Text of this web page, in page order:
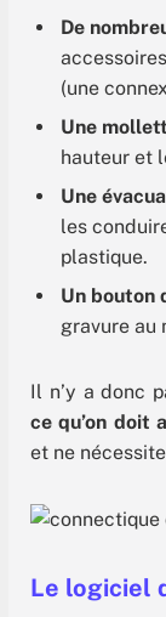
De
(une
Une
hauteur et
Une
les
plastique.
Un bouton
gravure au
Il n’y a donc
ce qu’on doit
et ne
Le logiciel